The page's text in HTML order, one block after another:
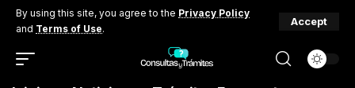
By using this site, you agree to the Privacy Policy
and Terms of Use.
Accept